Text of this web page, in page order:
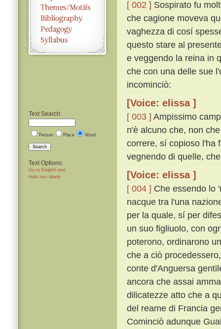
Text Search:
Person Place Word
Search
Text Options:
Go to English text
Hide text labels
[ 002 ] Sospirato fu
che cagione moveva
vaghezza di cosí
questo stare al
e veggendo la reina in
che con una delle sue
incominciò:
[Voice: elissa ]
[ 003 ] Ampissimo
n'è alcuno che, non
correre, sí copioso l'ha
vegnendo di quelle,
[Voice: elissa ]
[ 004 ] Che essendo lo
nacque tra l'una
per la quale, sí per
un suo figliuolo, con
poterono, ordinarono
che a ciò
conte d'Anguersa
ancora che assai
dilicatezze atto che a
del reame di Francia
Cominciò adunque